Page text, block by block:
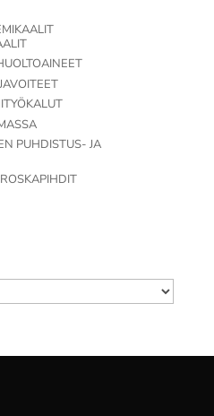
PUHDISTUS- JA